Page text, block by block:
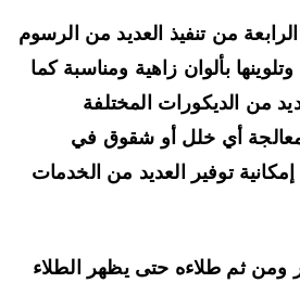
من تنفيذ العديد من الرسوم
بألوان زاهية ومناسبة كما
الديكورات المختلفة
أي خلل أو شقوق في
توفير العديد من الخدمات
ثم طلاءه حتى يظهر الطلاء